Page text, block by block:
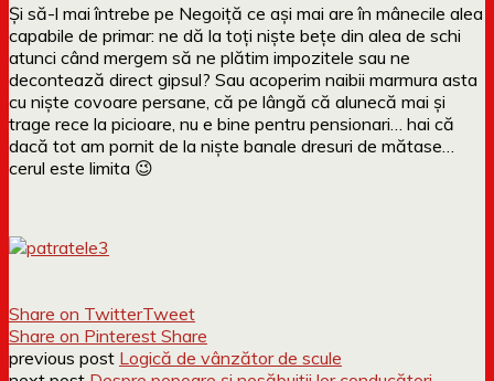
Și să-l mai întrebe pe Negoiță ce ași mai are în mânecile alea
capabile de primar: ne dă la toți niște bețe din alea de schi
atunci când mergem să ne plătim impozitele sau ne
decontează direct gipsul? Sau acoperim naibii marmura asta
cu niște covoare persane, că pe lângă că alunecă mai și
trage rece la picioare, nu e bine pentru pensionari… hai că
dacă tot am pornit de la niște banale dresuri de mătase…
cerul este limita 😉
Share on TwitterTweet
Share on Pinterest Share
previous post Logică de vânzător de scule